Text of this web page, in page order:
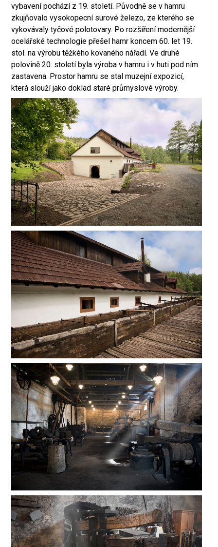
vybavení pochází z 19. století. Původně se v hamru
zkujňovalo vysokopecní surové železo, ze kterého se
vykovávaly tyčové polotovary. Po rozšíření modernější
ocelářské technologie přešel hamr koncem 60. let 19.
stol. na výrobu těžkého kovaného nářadí. Ve druhé
polovině 20. století byla výroba v hamru i v huti pod ním
zastavena. Prostor hamru se stal muzejní expozicí,
která slouží jako doklad staré průmyslové výroby.